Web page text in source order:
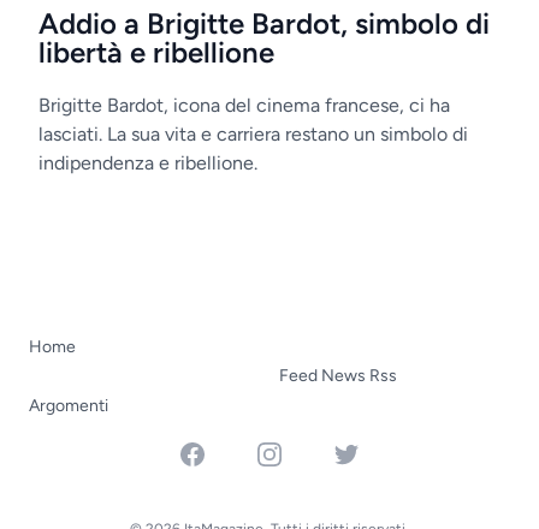
Addio a Brigitte Bardot, simbolo di
libertà e ribellione
Brigitte Bardot, icona del cinema francese, ci ha
lasciati. La sua vita e carriera restano un simbolo di
indipendenza e ribellione.
Home
Argomenti
Feed News Rss
FacebookInstagramTwitter